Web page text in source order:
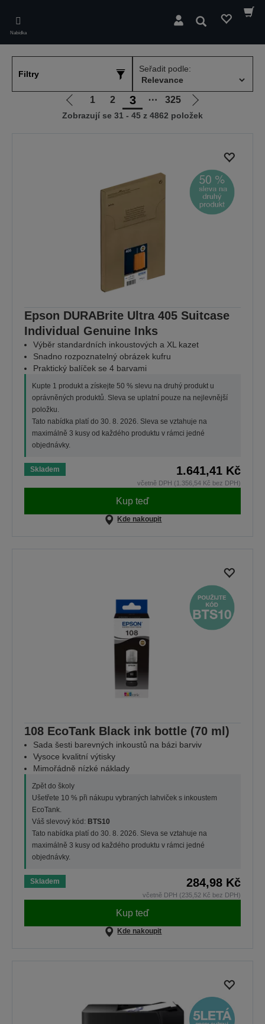
main
content
Nabídka
Hledat
Filtry
Seřadit podle:
Jít
na
1 2 3 ⋯ 325
Jít
na
Zobrazují se 31 - 45 z 4862 položek
Epson DURABrite Ultra 405 Suitcase
Individual Genuine Inks
Výběr standardních inkoustových a XL kazet
Snadno rozpoznatelný obrázek kufru
Praktický balíček se 4 barvami
Kupte 1 produkt a získejte 50 % slevu na druhý produkt u
oprávněných produktů. Sleva se uplatní pouze na nejlevnější
položku.
Tato nabídka platí do 30. 8. 2026. Sleva se vztahuje na
maximálně 3 kusy od každého produktu v rámci jedné
objednávky.
Skladem 1.641,41 Kč
včetně DPH (1.356,54 Kč bez DPH)
Kup teď
Kde nakoupit
108 EcoTank Black ink bottle (70 ml)
Sada šesti barevných inkoustů na bázi barviv
Vysoce kvalitní výtisky
Mimořádně nízké náklady
Zpět do školy
Ušetřete 10 % při nákupu vybraných lahviček s inkoustem
EcoTank.
Váš slevový kód: BTS10
Tato nabídka platí do 30. 8. 2026. Sleva se vztahuje na
maximálně 3 kusy od každého produktu v rámci jedné
objednávky.
Skladem 284,98 Kč
včetně DPH (235,52 Kč bez DPH)
Kup teď
Kde nakoupit